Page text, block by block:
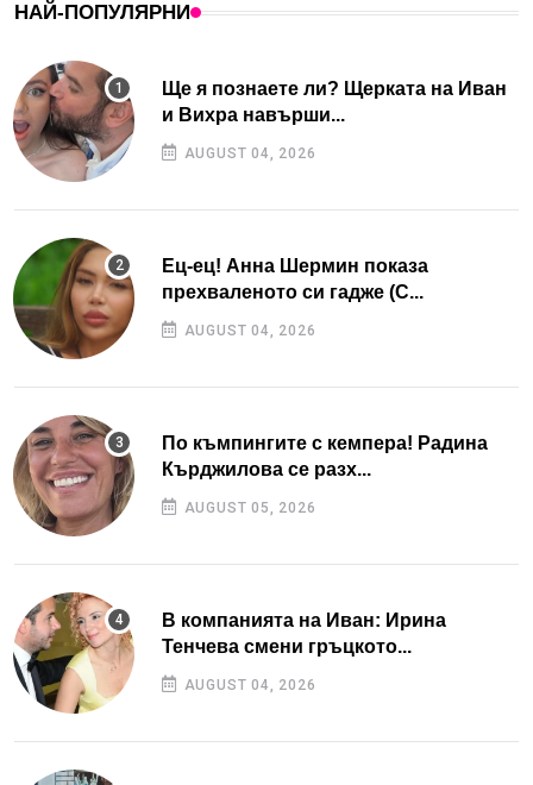
НАЙ-ПОПУЛЯРНИ
Ще я познаете ли? Щерката на Иван
и Вихра навърши...
AUGUST 04, 2026
Ец-ец! Анна Шермин показа
прехваленото си гадже (С...
AUGUST 04, 2026
По къмпингите с кемпера! Радина
Кърджилова се разх...
AUGUST 05, 2026
В компанията на Иван: Ирина
Тенчева смени гръцкото...
AUGUST 04, 2026